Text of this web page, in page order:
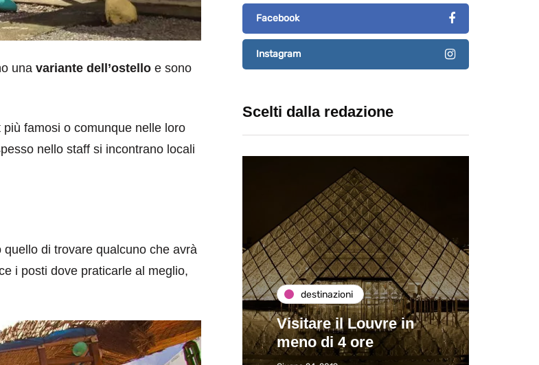
una variante dell’ostello e sono
famosi o comunque nelle loro
nello staff si incontrano locali
di trovare qualcuno che avrà
i posti dove praticarle al meglio,
Facebook
Instagram
Scelti dalla redazione
Eventi di aprile 2026 a
Rimini e dintorni
destinazioni
Visitare il Louvre in
meno di 4 ore